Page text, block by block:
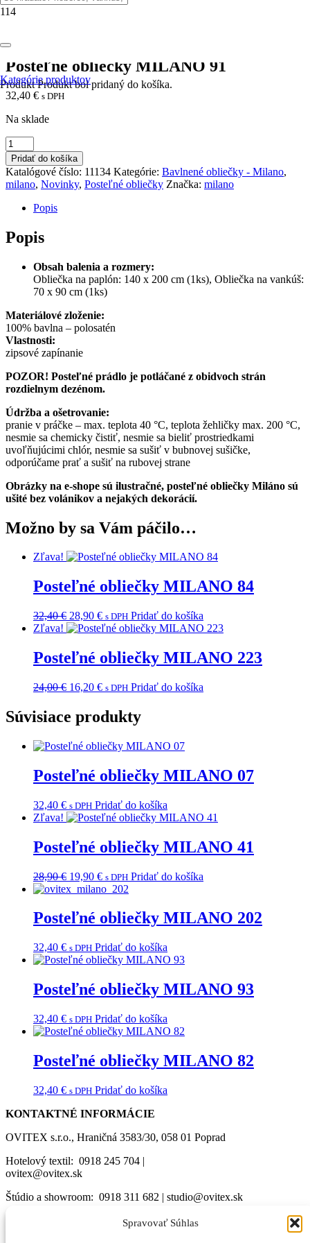
Spravovať Súhlas
ProduktProduktbol pridaný do košíka.
Kategórie produktov
Posteľné obliečky MILANO 91
32,40 € s DPH
Na sklade
množstvo
Posteľné
obliečky
MILANO
91
Pridať do košíka
Katalógové číslo: 11134 Kategórie: Bavlnené obliečky - Milano,
milano, Novinky, Posteľné obliečky Značka: milano
Popis
Popis
Obsah balenia a rozmery:
Obliečka na paplón: 140 x 200 cm (1ks), Obliečka na vankúš:
70 x 90 cm (1ks)
Materiálové zloženie:
100% bavlna – polosatén
Vlastnosti:
zipsové zapínanie
POZOR! Posteľné prádlo je potláčané z obidvoch strán
rozdielnym dezénom.
Údržba a ošetrovanie:
pranie v práčke – max. teplota 40 °C, teplota žehličky max. 200 °C,
nesmie sa chemicky čistiť, nesmie sa bieliť prostriedkami
uvoľňujúcimi chlór, nesmie sa sušiť v bubnovej sušičke,
odporúčame prať a sušiť na rubovej strane
Obrázky na e-shope sú ilustračné, posteľné obliečky Miláno sú
ušité bez volánikov a nejakých dekorácií.
Možno by sa Vám páčilo…
Zľava!
Posteľné obliečky MILANO 84
32,40€ Original
price
32,40 €.
28,90 €Current
price
28,90 €.
s DPH Pridať do košíka
Zľava!
Posteľné obliečky MILANO 223
24,00€ Original
24,00 €.
16,20 €Current
is:
16,20 €.
s DPH Pridať do košíka
Súvisiace produkty
Posteľné obliečky MILANO 07
32,40 € s DPH Pridať do košíka
Zľava!
Posteľné obliečky MILANO 41
28,90€ Original
price
28,90 €.
19,90 €Current
price
19,90 €.
s DPH Pridať do košíka
Posteľné obliečky MILANO 202
32,40 € s DPH Pridať do košíka
Posteľné obliečky MILANO 93
32,40 € s DPH Pridať do košíka
Posteľné obliečky MILANO 82
32,40 € s DPH Pridať do košíka
KONTAKTNÉ INFORMÁCIE
OVITEX s.r.o., Hraničná 3583/30, 058 01 Poprad
Hotelový textil: 0918 245 704 |
ovitex@ovitex.sk
Štúdio a showroom: 0918 311 682 | studio@ovitex.sk